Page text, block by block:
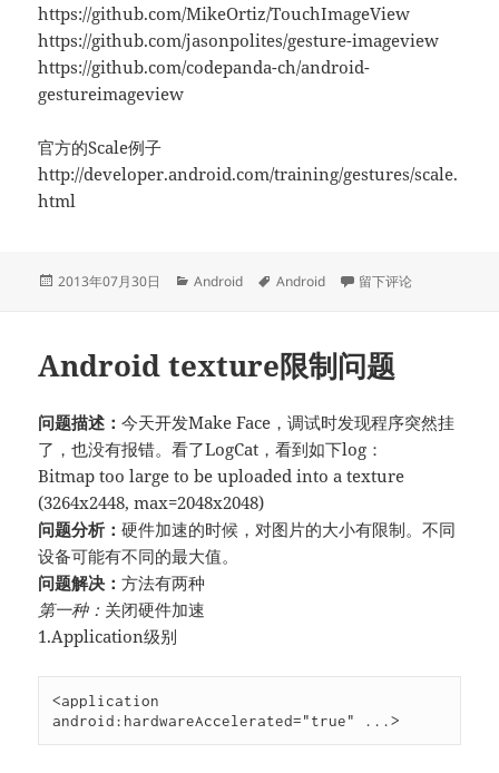
https://github.com/MikeOrtiz/TouchImageView
https://github.com/jasonpolites/gesture-imageview
https://github.com/codepanda-ch/android-
gestureimageview
官方的Scale例子
http://developer.android.com/training/gestures/scale.
html
发
2013年07月30日
分
Android
标
Android 于Android缺乏手势问
留下评论
Android texture限制问题
问题描述：今天开发Make Face，调试时发现程序突然挂
了，也没有报错。看了LogCat，看到如下log：
Bitmap too large to be uploaded into a texture
(3264x2448, max=2048x2048)
问题分析：硬件加速的时候，对图片的大小有限制。不同
设备可能有不同的最大值。
问题解决：方法有两种
第一种： 关闭硬件加速
1.Application级别
<application
android:hardwareAccelerated="true" ...>